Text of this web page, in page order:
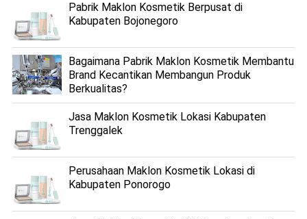
Pabrik Maklon Kosmetik Berpusat di
Kabupaten Bojonegoro
Bagaimana Pabrik Maklon Kosmetik Membantu
Brand Kecantikan Membangun Produk
Berkualitas?
Jasa Maklon Kosmetik Lokasi Kabupaten
Trenggalek
Perusahaan Maklon Kosmetik Lokasi di
Kabupaten Ponorogo